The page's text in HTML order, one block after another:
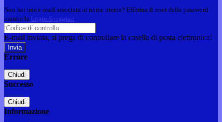
Non hai una e-mail associata al nome utente? Effettua il reset della password
tramite la Login Spaggiari
E-mail inviata, si prega di controllare la casella di posta elettronica!
Errore
Chiudi
Successo
Chiudi
Informazione